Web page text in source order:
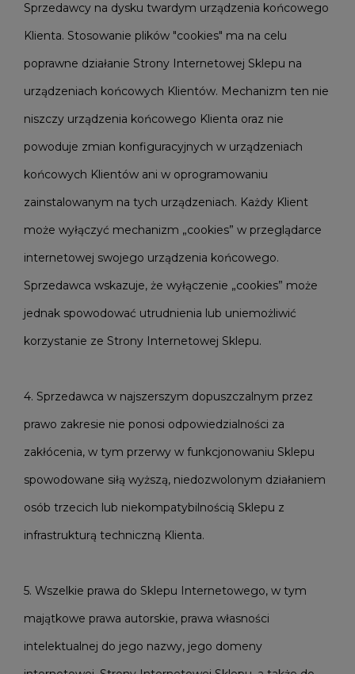
Sprzedawcy na dysku twardym urządzenia końcowego
Klienta. Stosowanie plików "cookies" ma na celu
poprawne działanie Strony Internetowej Sklepu na
urządzeniach końcowych Klientów. Mechanizm ten nie
niszczy urządzenia końcowego Klienta oraz nie
powoduje zmian konfiguracyjnych w urządzeniach
końcowych Klientów ani w oprogramowaniu
zainstalowanym na tych urządzeniach. Każdy Klient
może wyłączyć mechanizm „cookies” w przeglądarce
internetowej swojego urządzenia końcowego.
Sprzedawca wskazuje, że wyłączenie „cookies” może
jednak spowodować utrudnienia lub uniemożliwić
korzystanie ze Strony Internetowej Sklepu.
4. Sprzedawca w najszerszym dopuszczalnym przez
prawo zakresie nie ponosi odpowiedzialności za
zakłócenia, w tym przerwy w funkcjonowaniu Sklepu
spowodowane siłą wyższą, niedozwolonym działaniem
osób trzecich lub niekompatybilnością Sklepu z
infrastrukturą techniczną Klienta.
5. Wszelkie prawa do Sklepu Internetowego, w tym
majątkowe prawa autorskie, prawa własności
intelektualnej do jego nazwy, jego domeny